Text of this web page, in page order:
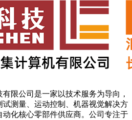
公司是一家以技术服务为导向，
测量、运动控制、机器视觉解决方
化核心零部件供应商。公司专注于